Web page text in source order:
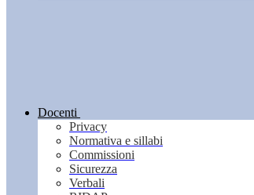
Docenti
Privacy
Normativa e sillabi
Commissioni
Sicurezza
Verbali